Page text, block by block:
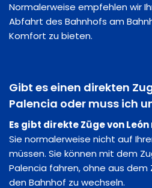
Normalerweise empfehlen wir
Abfahrt des Bahnhofs am
Komfort zu bieten.
Gibt es einen direkten
Palencia oder muss ich
Es gibt direkte Züge von
Sie normalerweise nicht auf
müssen. Sie können mit dem
Palencia fahren, ohne aus
den Bahnhof zu wechseln.